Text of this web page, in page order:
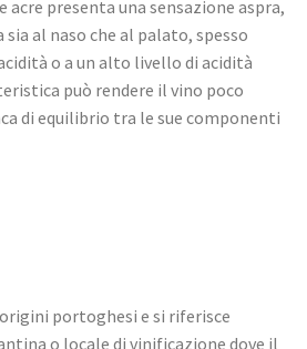
acre presenta una sensazione aspra,
al naso che al palato, spesso
o a un alto livello di acidità
può rendere il vino poco
di equilibrio tra le sue componenti
portoghesi e si riferisce
o locale di vinificazione dove il